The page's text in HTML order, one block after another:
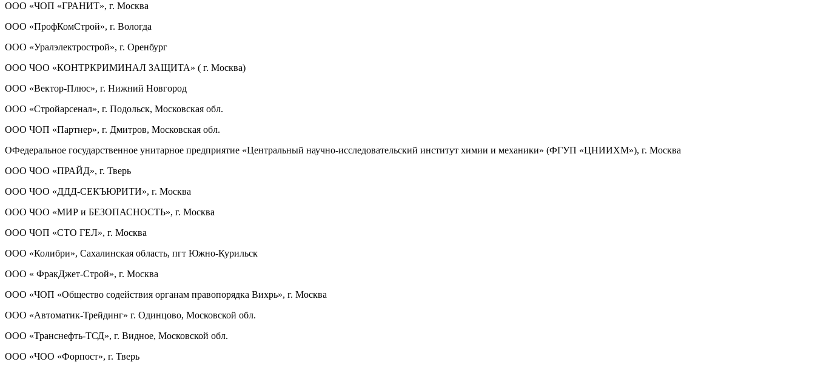
ООО «ЧОП «ГРАНИТ», г. Москва
ООО «ПрофКомСтрой», г. Вологда
ООО «Уралэлектрострой», г. Оренбург
ООО ЧОО «КОНТРКРИМИНАЛ ЗАЩИТА» ( г. Москва)
ООО «Вектор-Плюс», г. Нижний Новгород
ООО «Стройарсенал», г. Подольск, Московская обл.
ООО ЧОП «Партнер», г. Дмитров, Московская обл.
ОФедеральное государственное унитарное предприятие «Центральный научно-исследовательский институт химии и механики» (ФГУП «ЦНИИХМ»), г. Москва
ООО ЧОО «ПРАЙД», г. Тверь
ООО ЧОО «ДДД-СЕКЪЮРИТИ», г. Москва
ООО ЧОО «МИР и БЕЗОПАСНОСТЬ», г. Москва
ООО ЧОП «СТО ГЕЛ», г. Москва
ООО «Колибри», Сахалинская область, пгт Южно-Курильск
ООО « ФракДжет-Строй», г. Москва
ООО «ЧОП «Общество содействия органам правопорядка Вихрь», г. Москва
ООО «Автоматик-Трейдинг» г. Одинцово, Московской обл.
ООО «Транснефть-ТСД», г. Видное, Московской обл.
ООО «ЧОО «Форпост», г. Тверь